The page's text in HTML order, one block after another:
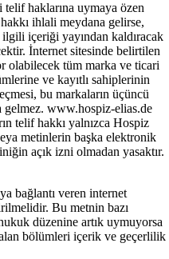
telif haklarına uymaya özen
ihlali meydana gelirse,
içeriği yayından kaldıracak
İnternet sitesinde belirtilen
olabilecek tüm marka ve ticari
ve kayıtlı sahiplerinin
bu markaların üçüncü
gelmez. www.hospiz-elias.de
telif hakkı yalnızca Hospiz
metinlerin başka elektronik
açık izni olmadan yasaktır.
bağlantı veren internet
Bu metnin bazı
düzenine artık uymuyorsa
bölümleri içerik ve geçerlilik